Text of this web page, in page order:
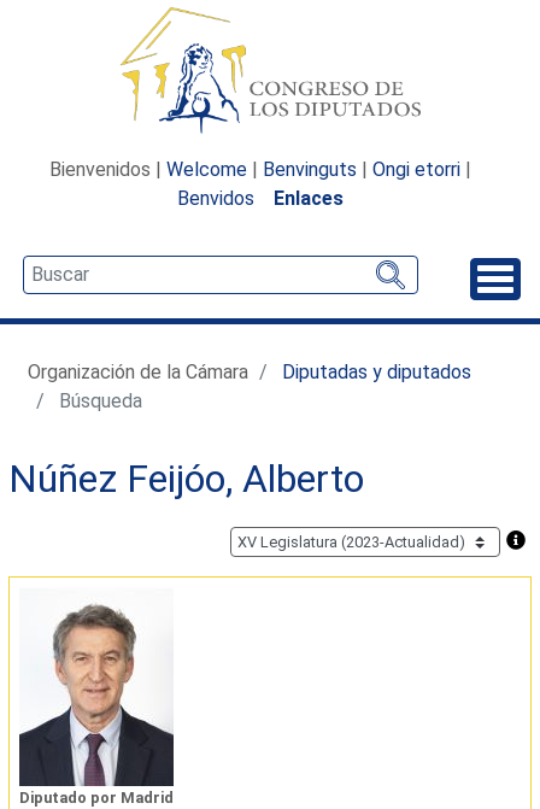
Bienvenidos | Welcome | Benvinguts | Ongi etorri |
Benvidos
Enlaces
Organización de la Cámara
Diputadas y diputados
Búsqueda
Núñez Feijóo, Alberto
Diputado por Madrid